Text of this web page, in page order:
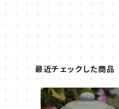
最近チェックした商品